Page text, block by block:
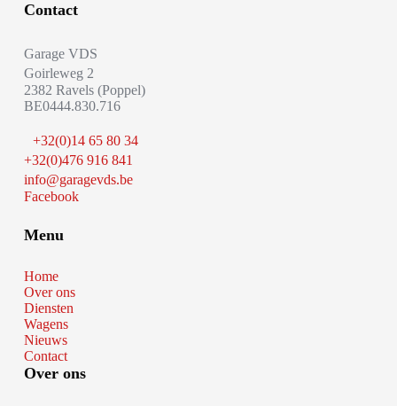
Contact
Garage VDS
Goirleweg 2
2382 Ravels (Poppel)
BE0444.830.716
+32(0)14 65 80 34
+32(0)476 916 841
info@garagevds.be
Facebook
Menu
Home
Over ons
Diensten
Wagens
Nieuws
Contact
Over ons